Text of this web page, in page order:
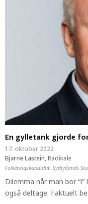
En gylletank gjorde
17. oktober 2022
Bjarne Lastein, Radikale
Folketingskandidat, Sydjyllands
Dilemma når man bor
også deltage. Faktuelt